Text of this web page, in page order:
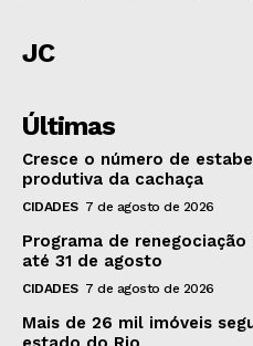
JC
Últimas
Cresce o número de
produtiva da cachaça
CIDADES 7 de agosto de 2026
Programa de
até 31 de agosto
CIDADES 7 de agosto de 2026
Mais de 26 mil imóveis